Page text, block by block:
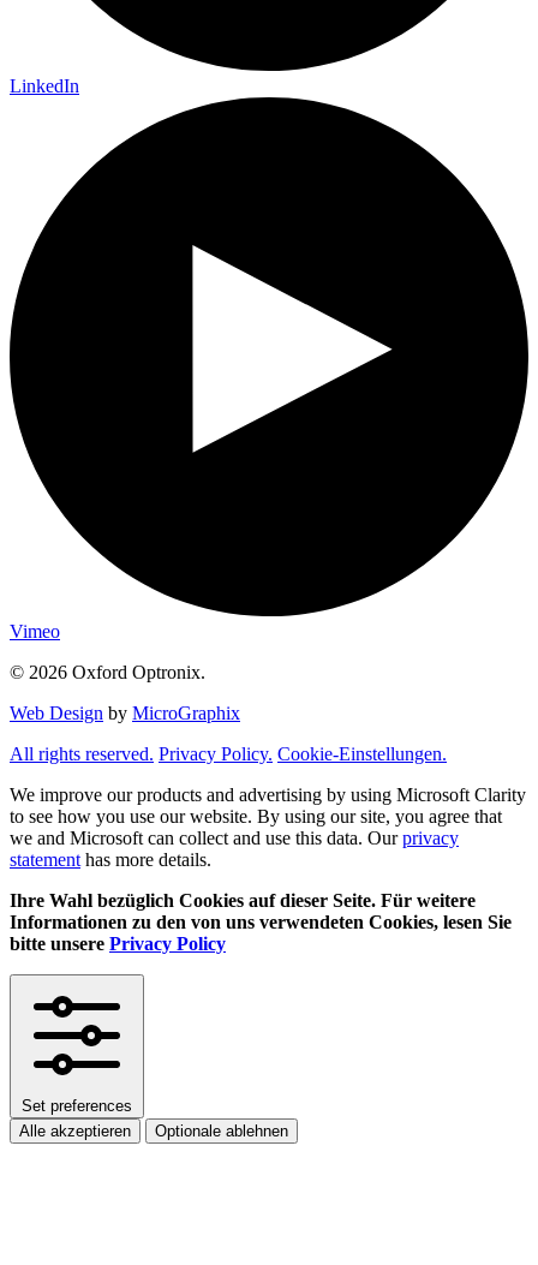
LinkedIn
Vimeo
© 2026 Oxford Optronix.
Web Design by MicroGraphix
All rights reserved. Privacy Policy. Cookie-Einstellungen.
We improve our products and advertising by using Microsoft Clarity
to see how you use our website. By using our site, you agree that
we and Microsoft can collect and use this data. Ourprivacy
statement has more details.
Ihre Wahl bezüglich Cookies auf dieser Seite. Für weitere
Informationen zu den von uns verwendeten Cookies, lesen Sie
bitte unsere Privacy Policy
Set preferences
Alle akzeptieren
Optionale ablehnen